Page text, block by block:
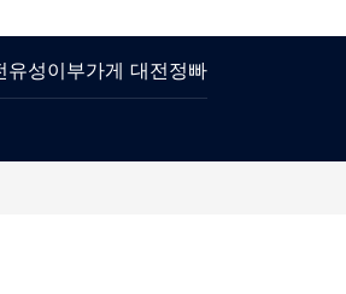
성이부가게 대전정빠